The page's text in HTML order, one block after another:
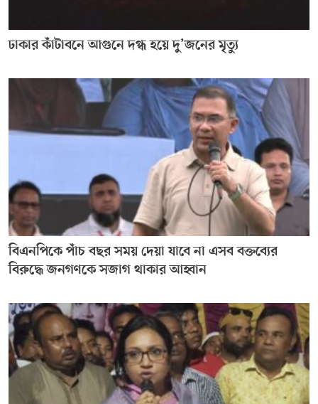
ঢাকার কাঁটাবনে আগুনে দগ্ধ হয়ে দু’জনের মৃত্যু
বিএনপিকে পাঁচ বছর সময় দেয়া যাবে না এসব বক্তব্যের
বিরুদ্ধে জনগণকে সজাগ থাকার আহ্বান